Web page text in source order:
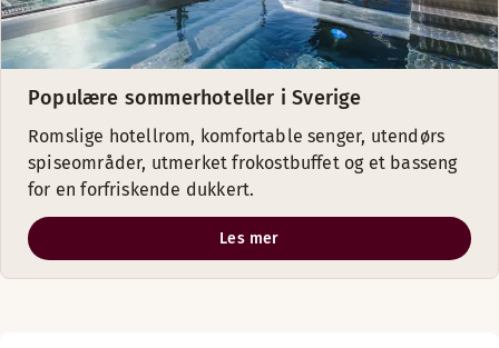
Populære sommerhoteller i Sverige
Romslige hotellrom, komfortable senger, utendørs
spiseområder, utmerket frokostbuffet og et basseng
for en forfriskende dukkert.
Les mer